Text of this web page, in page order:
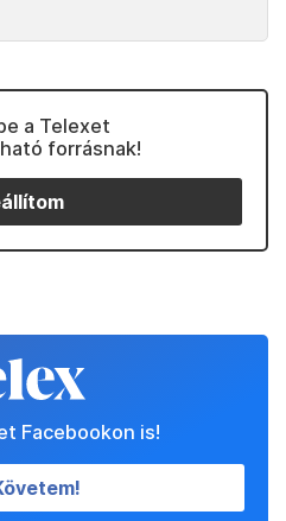
a Telexet
forrásnak!
Facebookon is!